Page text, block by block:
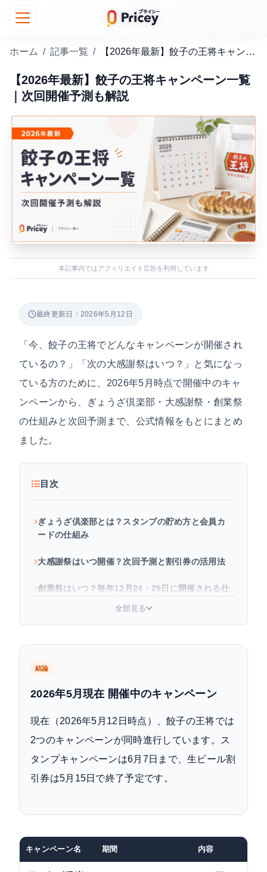
ホーム / 記事一覧 / 【2026年最新】餃子の王将キャンペーン一覧｜次回開催予測も解説
【2026年最新】餃子の王将キャンペーン一覧
｜次回開催予測も解説
本記事内ではアフィリエイト広告を利用しています
最終更新日：2026年5月12日
「今、餃子の王将でどんなキャンペーンが開催され
ているの？」「次の大感謝祭はいつ？」と気になっ
ている方のために、2026年5月時点で開催中のキャ
ンペーンから、ぎょうざ倶楽部・大感謝祭・創業祭
の仕組みと次回予測まで、公式情報をもとにまとめ
ました。
目次
ぎょうざ倶楽部とは？スタンプの貯め方と会員カ
ードの仕組み
大感謝祭はいつ開催？次回予測と割引券の活用法
創業祭はいつ？毎年12月24・25日に開催される仕
餃子の王将キャンペーン 年間スケジュール（月別
よくある質問
全部見る
結論
2026年5月現在 開催中のキャンペーン
現在（2026年5月12日時点）、餃子の王将では
2つのキャンペーンが同時進行しています。ス
タンプキャンペーンは6月7日まで、生ビール割
引券は5月15日で終了予定です。
キャンペーン名 期間 内容